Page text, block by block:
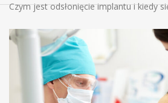
Czym jest odsłonięcie implantu i kiedy